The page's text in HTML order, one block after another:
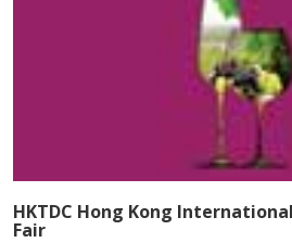
HKTDC Hong Kong
Fair